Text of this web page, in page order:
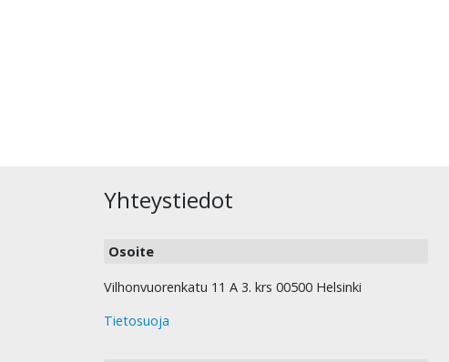
Yhteystiedot
Osoite
Vilhonvuorenkatu 11 A 3. krs 00500 Helsinki
Tietosuoja